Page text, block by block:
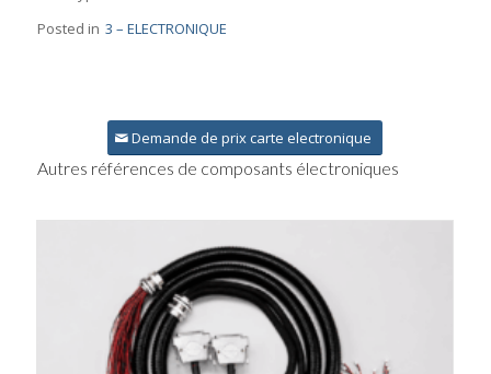
Posted in 3 – ELECTRONIQUE
Demande de prix carte electronique
Autres références de composants électroniques